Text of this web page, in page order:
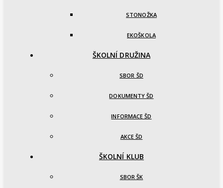
STONOŽKA
EKOŠKOLA
ŠKOLNÍ DRUŽINA
SBOR ŠD
DOKUMENTY ŠD
INFORMACE ŠD
AKCE ŠD
ŠKOLNÍ KLUB
SBOR ŠK